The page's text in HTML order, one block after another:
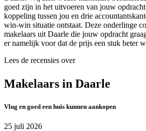
goed zijn in het uitvoeren van jouw
koppeling tussen jou en drie
win-win situatie ontstaat. Deze onderlinge
makelaars uit Daarle die jouw opdracht
er namelijk voor dat de prijs een stuk beter
Lees de recensies over
Makelaars in Daarle
Vlug en goed een huis kunnen aankopen
25 juli 2026